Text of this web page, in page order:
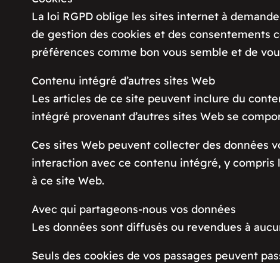
La loi RGPD oblige les sites internet à
de gestion des cookies et des consentements
préférences comme bon vous semble et de
Contenu intégré d’autres sites Web
Les articles de ce site peuvent inclure du
intégré provenant d’autres sites Web se
Ces sites Web peuvent collecter des données
interaction avec ce contenu intégré, y
à ce site Web.
Avec qui partageons-nous vos données
Les données sont diffusés ou revendues à
Seuls des cookies de vos passages peuvent